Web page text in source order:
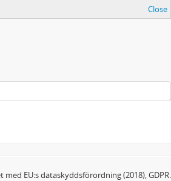
Close
EU:s dataskyddsförordning (2018), GDPR.